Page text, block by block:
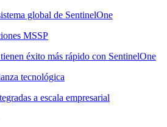
global de SentinelOne
MSSP
éxito más rápido con SentinelOne
tecnológica
a escala empresarial